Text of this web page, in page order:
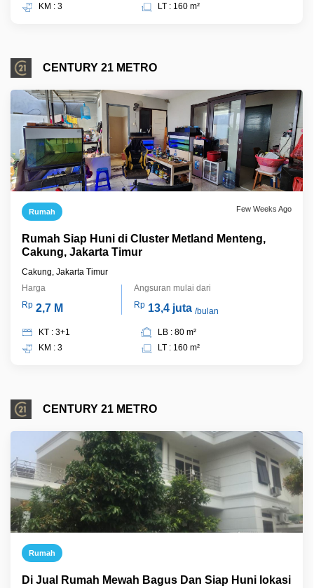
KM : 3
LT : 160 m²
CENTURY 21 METRO
Rumah Few Weeks Ago
Rumah Siap Huni di Cluster Metland Menteng,
Cakung, Jakarta Timur
Cakung, Jakarta Timur
Harga
Rp 2,7 M
Angsuran mulai dari
Rp 13,4 juta /bulan
KT : 3+1
KM : 3
LB : 80 m²
LT : 160 m²
CENTURY 21 METRO
Rumah
Di Jual Rumah Mewah Bagus Dan Siap Huni lokasi